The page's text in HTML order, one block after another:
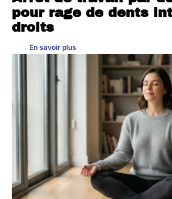
pour rage de dents
droits
En savoir plus